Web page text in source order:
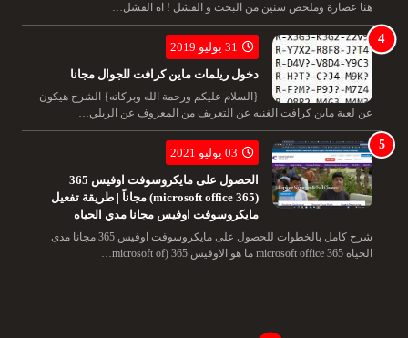
هنا عصارة وملخص سنين من البحث و الفشل ! اه الفشل…
31 يوليو 2019
دخول ريلمات ماين كرافت للجوال مجانا
{السلام عليكم ورحمة الله وبركاته} الشرح هيكون
عن لعبة ماين كرافت الغنيه عن التعريف من المعروف عن الريلي…
03 يوليو 2021
الحصول على مايكروسوفت اوفيس 365
(microsoft office 365) مجاناً | طريقة تفعيل
مايكروسوفت اوفيس مجانا مدي الحياه
شرح كامل بالخطوات للحصول على مايكروسوفت اوفيس 365 مجانا مدى
الحياه microsoft office 365 ما هو الاوفيس 365 (microsoft of…